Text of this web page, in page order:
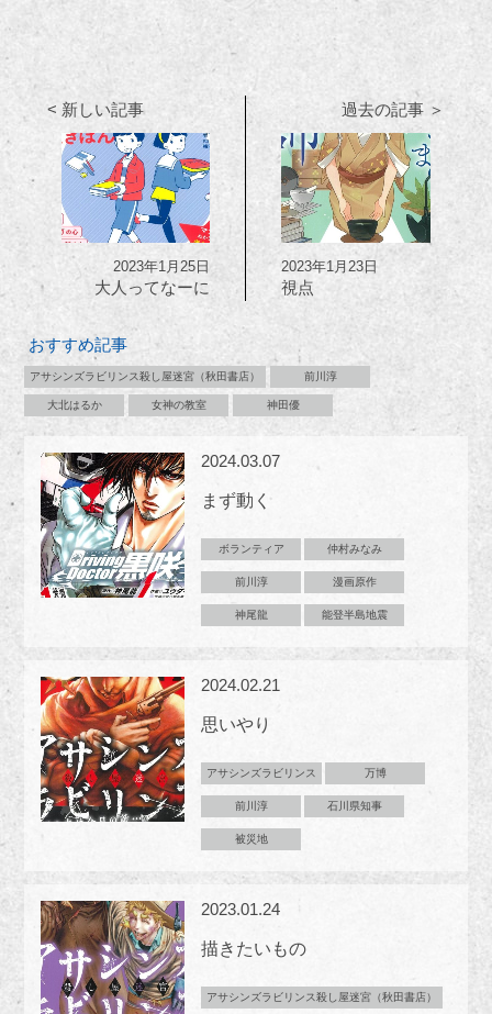
< 新しい記事
2023年1月25日
大人ってなーに
過去の記事 ＞
2023年1月23日
視点
おすすめ記事
アサシンズラビリンス殺し屋迷宮（秋田書店） 前川淳
大北はるか 女神の教室 神田優
2024.03.07
まず動く
ボランティア 仲村みなみ
前川淳 漫画原作
神尾龍 能登半島地震
2024.02.21
思いやり
アサシンズラビリンス 万博
前川淳 石川県知事
被災地
2023.01.24
描きたいもの
アサシンズラビリンス殺し屋迷宮（秋田書店）